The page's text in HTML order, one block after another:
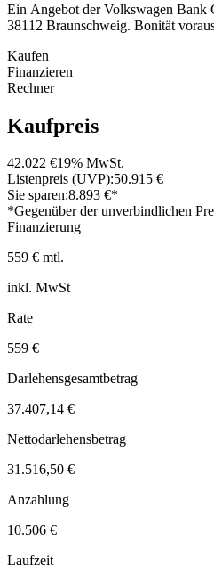
Ein Angebot der Volkswagen Bank
38112 Braunschweig. Bonität
Kaufen
Finanzieren
Rechner
Kaufpreis
42.022 €19% MwSt.
Listenpreis (UVP):50.915 €
Sie sparen:8.893 €*
*Gegenüber der unverbindlichen
Finanzierung
559 € mtl.
inkl. MwSt
Rate
559 €
Darlehensgesamtbetrag
37.407,14 €
Nettodarlehensbetrag
31.516,50 €
Anzahlung
10.506 €
Laufzeit